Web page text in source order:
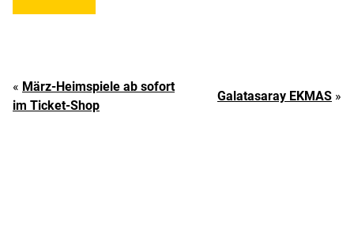
« März-Heimspiele ab sofort
im Ticket-Shop
Galatasaray EKMAS »